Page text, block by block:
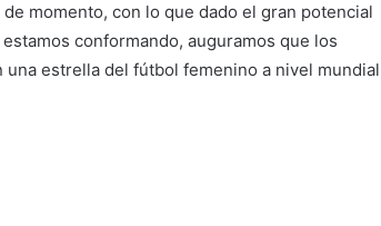
momento, con lo que dado el gran potencial
conformando, auguramos que los
estrella del fútbol femenino a nivel mundial